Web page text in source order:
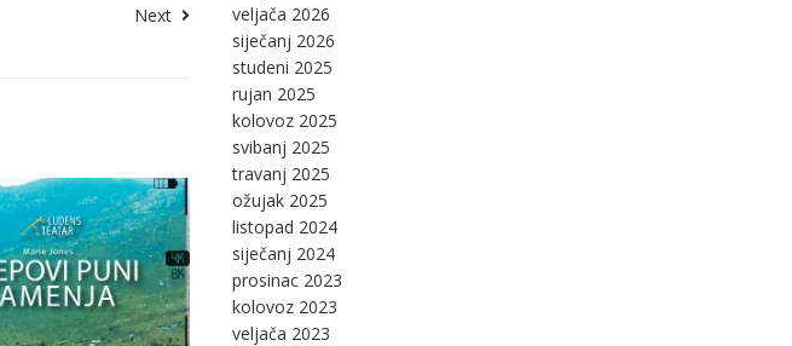
Next
veljača 2026
siječanj 2026
studeni 2025
rujan 2025
kolovoz 2025
svibanj 2025
travanj 2025
ožujak 2025
listopad 2024
siječanj 2024
prosinac 2023
kolovoz 2023
veljača 2023